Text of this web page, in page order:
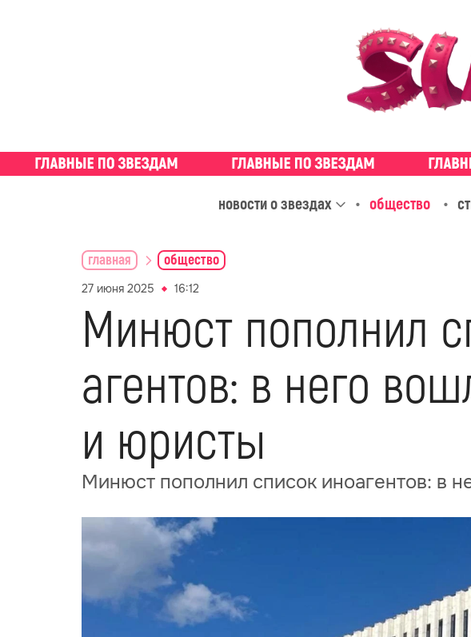
новости о звездах общество
главная общество
27 июня 2025 16:12
Минюст пополнил
агентов: в него
и юристы
Минюст пополнил список иноагентов: в